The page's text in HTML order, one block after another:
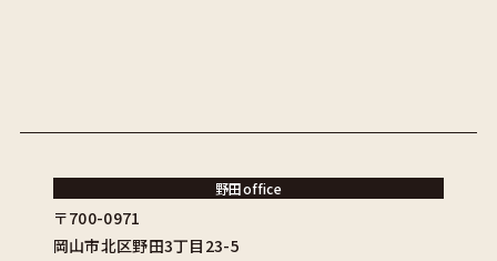
野田office
〒700-0971
岡山市北区野田3丁目23-5